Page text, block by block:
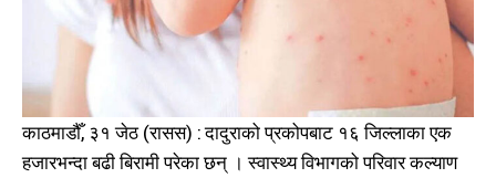
काठमाडौँ, ३१ जेठ (रासस) : दादुराको प्रकोपबाट १६ जिल्लाका एक
हजारभन्दा बढी बिरामी परेका छन् । स्वास्थ्य विभागको परिवार कल्याण